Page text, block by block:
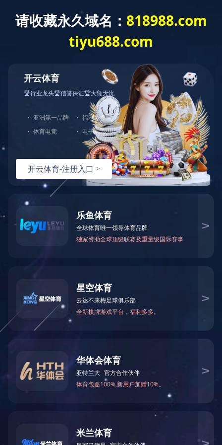
首页 热点新闻 综合消息 深度报道
2025年第10期（总第
来源：本站原创 点击数:加入时